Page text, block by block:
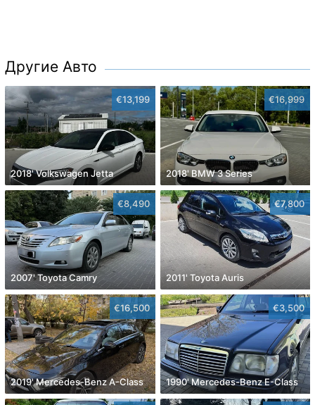
Другие Авто
€13,199
2018' Volkswagen Jetta
€16,999
2018' BMW 3 Series
€8,490
2007' Toyota Camry
€7,800
2011' Toyota Auris
€16,500
2019' Mercedes-Benz A-Class
€3,500
1990' Mercedes-Benz E-Class